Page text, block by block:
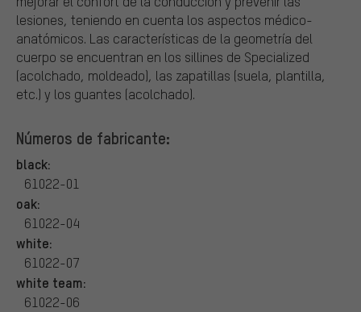
lesiones, teniendo en cuenta los aspectos médico-
anatómicos. Las características de la geometría del
cuerpo se encuentran en los sillines de Specialized
(acolchado, moldeado), las zapatillas (suela, plantilla,
etc.) y los guantes (acolchado).
Números de fabricante:
black:
61022-01
oak:
61022-04
white:
61022-07
white team:
61022-06